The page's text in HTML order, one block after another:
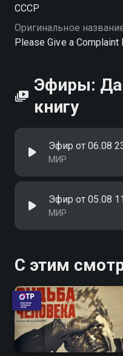
СССР
Оригинальное
Please Give a Complaint
Эфиры:
книгу
Эфир от 06.08
МИР
Эфир от 05.08
МИР
С этим